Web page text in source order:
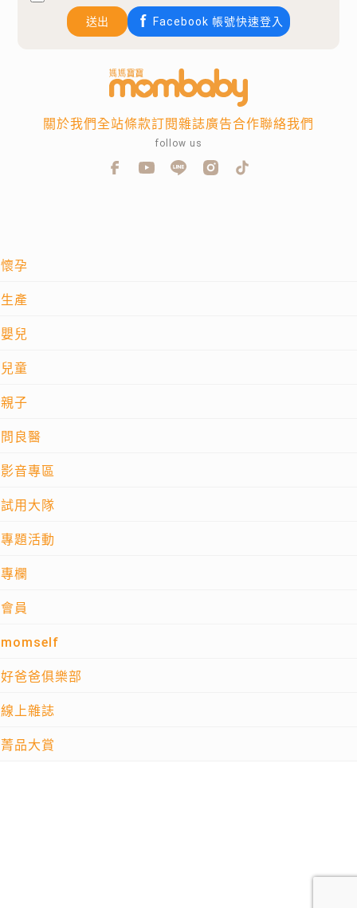
送出 Facebook 帳號快速登入
懷孕
生產
嬰兒
兒童
親子
問良醫
影音專區
試用大隊
專題活動
專欄
會員
momself
好爸爸俱樂部
線上雜誌
菁品大賞
關於我們全站條款訂閱雜誌廣告合作聯絡我們
follow us